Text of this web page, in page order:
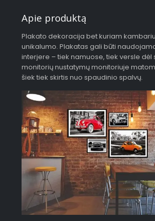
Apie produktą
Plakato dekoracija bet kuriam
unikalumo. Plakatas gali būti
interjere – tiek namuose, tiek versle dėl
monitorių nustatymų monitoriuje
šiek tiek skirtis nuo spaudinio spalvų.